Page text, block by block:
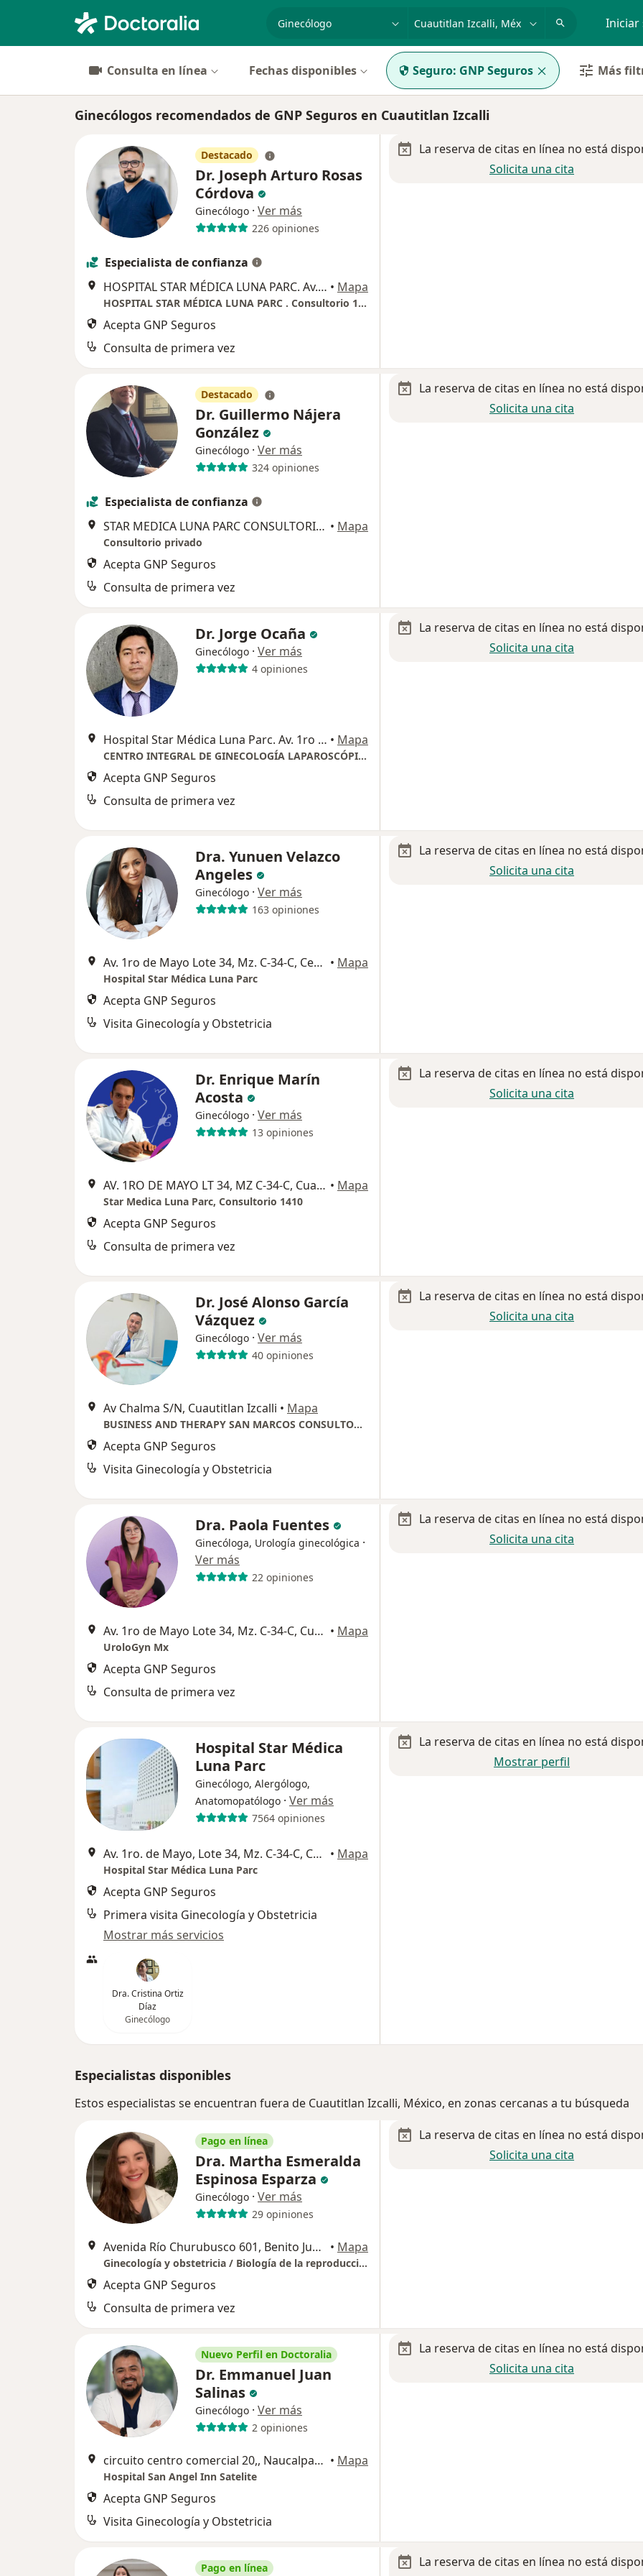
especialidad, enfermedad o nombre Iniciar
Consulta en línea Fechas disponibles Seguro: GNP Seguros Más
Ginecólogos recomendados de GNP Seguros en Cuautitlan Izcalli
Destacado
Dr. Joseph Arturo Rosas
Córdova
Ginecólogo · Ver más
226 opiniones
Especialista de confianza
HOSPITAL STAR MÉDICA LUNA PARC. Av. 1Ro De Mayo, Lote 34, Mz. C-34-C, Centro Urbano,, Cuautitlan Izcalli • Mapa
HOSPITAL STAR MÉDICA LUNA PARC . Consultorio 1520
Acepta GNP Seguros
Consulta de primera vez
La reserva de citas en línea no está
Solicita una cita
Destacado
Dr. Guillermo Nájera
González
Ginecólogo · Ver más
324 opiniones
Especialista de confianza
STAR MEDICA LUNA PARC CONSULTORIO 1012 PISO 10, Cuautitlan Izcalli • Mapa
Consultorio privado
Acepta GNP Seguros
Consulta de primera vez
La reserva de citas en línea no está
Solicita una cita
Dr. Jorge Ocaña
Ginecólogo · Ver más
4 opiniones
Hospital Star Médica Luna Parc. Av. 1ro de Mayo, Lote 34, Mz. C-34-C, Cuautitlán • Mapa
CENTRO INTEGRAL DE GINECOLOGÍA LAPAROSCÓPICA CONSULTORIO1124
Acepta GNP Seguros
Consulta de primera vez
La reserva de citas en línea no está
Solicita una cita
Dra. Yunuen Velazco
Angeles
Ginecólogo · Ver más
163 opiniones
Av. 1ro de Mayo Lote 34, Mz. C-34-C, Centro Urbano Pte, Cuautitlan Izcalli • Mapa
Hospital Star Médica Luna Parc
Acepta GNP Seguros
Visita Ginecología y Obstetricia
La reserva de citas en línea no está
Solicita una cita
Dr. Enrique Marín
Acosta
Ginecólogo · Ver más
13 opiniones
AV. 1RO DE MAYO LT 34, MZ C-34-C, Cuautitlan Izcalli • Mapa
Star Medica Luna Parc, Consultorio 1410
Acepta GNP Seguros
Consulta de primera vez
La reserva de citas en línea no está
Solicita una cita
Dr. José Alonso García
Vázquez
Ginecólogo · Ver más
40 opiniones
Av Chalma S/N, Cuautitlan Izcalli • Mapa
BUSINESS AND THERAPY SAN MARCOS CONSULTORIO 35
Acepta GNP Seguros
Visita Ginecología y Obstetricia
La reserva de citas en línea no está
Solicita una cita
Dra. Paola Fuentes
Ginecóloga, Urología ginecológica ·
Ver más
22 opiniones
Av. 1ro de Mayo Lote 34, Mz. C-34-C, Cuautitlan Izcalli • Mapa
UroloGyn Mx
Acepta GNP Seguros
Consulta de primera vez
La reserva de citas en línea no está
Solicita una cita
Hospital Star Médica
Luna Parc
Ginecólogo, Alergólogo,
Anatomopatólogo · Ver más
7564 opiniones
Av. 1ro. de Mayo, Lote 34, Mz. C-34-C, Cuautitlan Izcalli • Mapa
Hospital Star Médica Luna Parc
Acepta GNP Seguros
Primera visita Ginecología y Obstetricia
Mostrar más servicios
Dra. Cristina Ortiz
Díaz
Ginecólogo
La reserva de citas en línea no está
Mostrar perfil
Especialistas disponibles
Estos especialistas se encuentran fuera de Cuautitlan Izcalli, México, en zonas cercanas a tu búsqueda
Pago en línea
Dra. Martha Esmeralda
Espinosa Esparza
Ginecólogo · Ver más
29 opiniones
Avenida Río Churubusco 601, Benito Juárez • Mapa
Ginecología y obstetricia / Biología de la reproducción humana
Acepta GNP Seguros
Consulta de primera vez
La reserva de citas en línea no está
Solicita una cita
Nuevo Perfil en Doctoralia
Dr. Emmanuel Juan
Salinas
Ginecólogo · Ver más
2 opiniones
circuito centro comercial 20,, Naucalpan de Juárez • Mapa
Hospital San Angel Inn Satelite
Acepta GNP Seguros
Visita Ginecología y Obstetricia
La reserva de citas en línea no está
Solicita una cita
Pago en línea
La reserva de citas en línea no está